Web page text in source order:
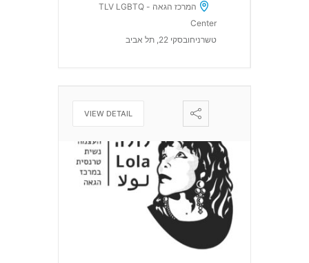
המרכז הגאה - TLV LGBTQ
Center
טשרניחובסקי 22, תל אביב
VIEW DETAIL